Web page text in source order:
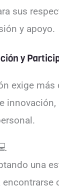
sus
y apoyo.
y
exige más
una